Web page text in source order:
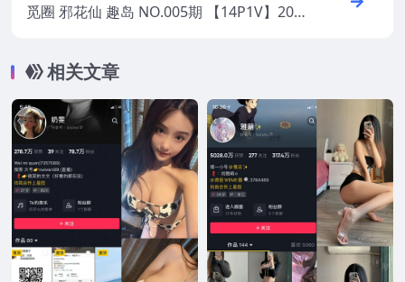
觅圈 邪花仙 趣岛 NO.005期 【14P1V】202
相关文章